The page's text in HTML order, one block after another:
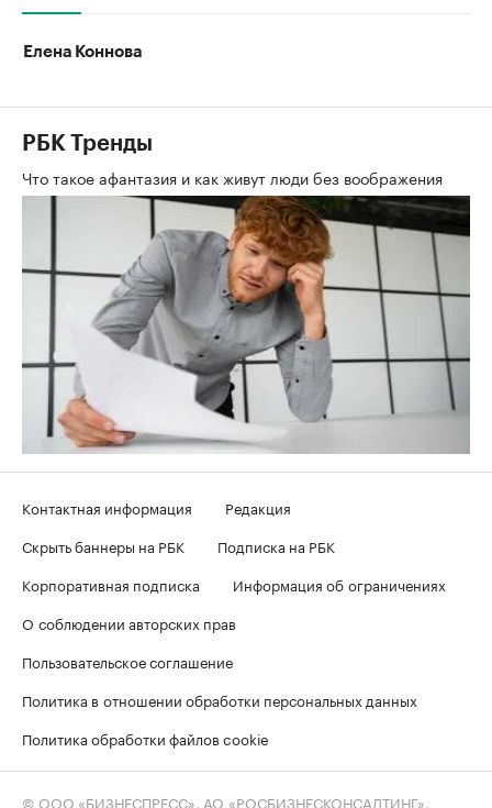
Елена Коннова
РБК Тренды
Что такое афантазия и как живут люди без воображения
Контактная информация
Редакция
Скрыть баннеры на РБК
Подписка на РБК
Корпоративная подписка
Информация об ограничениях
О соблюдении авторских прав
Пользовательское соглашение
Политика в отношении обработки персональных данных
Политика обработки файлов cookie
© ООО «БИЗНЕСПРЕСС», АО «РОСБИЗНЕСКОНСАЛТИНГ»,